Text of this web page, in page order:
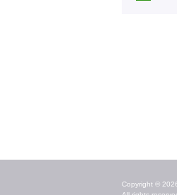
Copyright ©